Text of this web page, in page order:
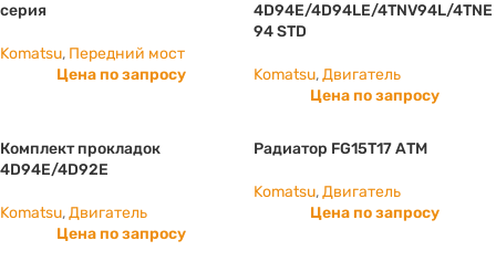
серия
Komatsu, Передний мост
Цена по запросу
4D94E/4D94LE/4TNV94L/4TNE
94 STD
Komatsu,Двигатель
Цена по запросу
Комплект прокладок
4D94E/4D92E
Komatsu,Двигатель
Цена по запросу
Радиатор FG15T17 АТМ
Komatsu,Двигатель
Цена по запросу